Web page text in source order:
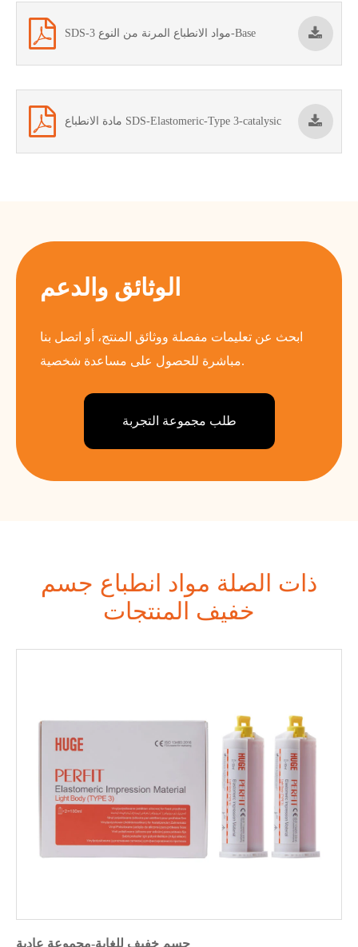
SDS-مواد الانطباع المرنة من النوع 3-Base
مادة الانطباع SDS-Elastomeric-Type 3-catalysic
الوثائق والدعم
ابحث عن تعليمات مفصلة ووثائق المنتج، أو اتصل بنا
مباشرة للحصول على مساعدة شخصية.
طلب مجموعة التجربة
ذات الصلة مواد انطباع جسم
خفيف المنتجات
جسم خفيف للغاية-مجموعة عادية